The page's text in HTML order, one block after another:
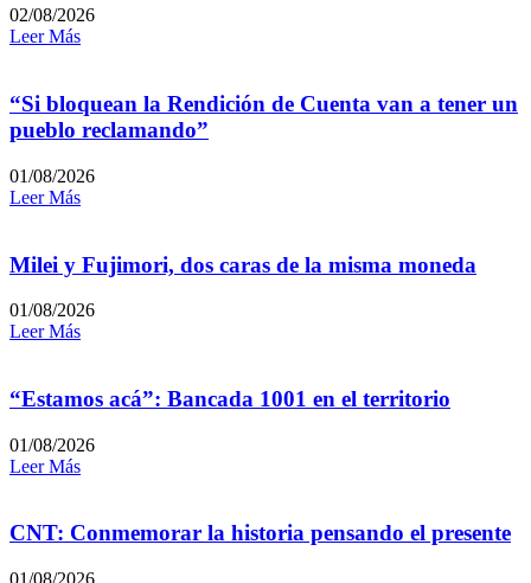
02/08/2026
Leer Más
“Si bloquean la Rendición de Cuenta van a tener un
pueblo reclamando”
01/08/2026
Leer Más
Milei y Fujimori, dos caras de la misma moneda
01/08/2026
Leer Más
“Estamos acá”: Bancada 1001 en el territorio
01/08/2026
Leer Más
CNT: Conmemorar la historia pensando el presente